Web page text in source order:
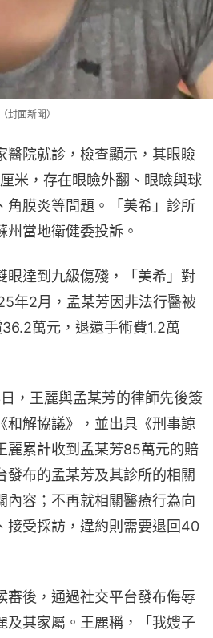
封面新聞）
醫院就診，檢查顯示，其眼瞼
米，存在眼瞼外翻、眼瞼與球
角膜炎等問題。「美希」診所
當地衛健委投訴。
眼達到九級傷殘，「美希」對
年2月，孟某芳因非法行醫被
萬元，退還手術費1.2萬
，王麗與孟某芳的律師先後簽
和解協議》，並出具《刑事諒
麗累計收到孟某芳85萬元的賠
發布的孟某芳及其診所的相關
內容；不再就相關醫療行為向
接受採訪，違約則需要退回40
審後，通過社交平台發布侮辱
及其家屬。王麗稱，「我嫂子